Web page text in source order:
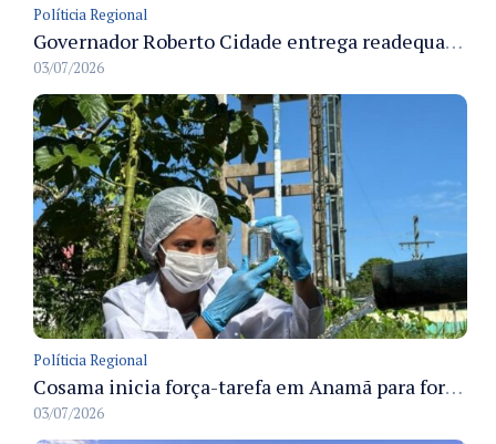
Políticia Regional
Governador Roberto Cidade entrega readequação do ambulatório da FCecon e amplia capacidade de atendimento oncológico em Manaus
03/07/2026
Políticia Regional
Cosama inicia força-tarefa em Anamã para fortalecer abastecimento de água e segurança hídrica da população
03/07/2026